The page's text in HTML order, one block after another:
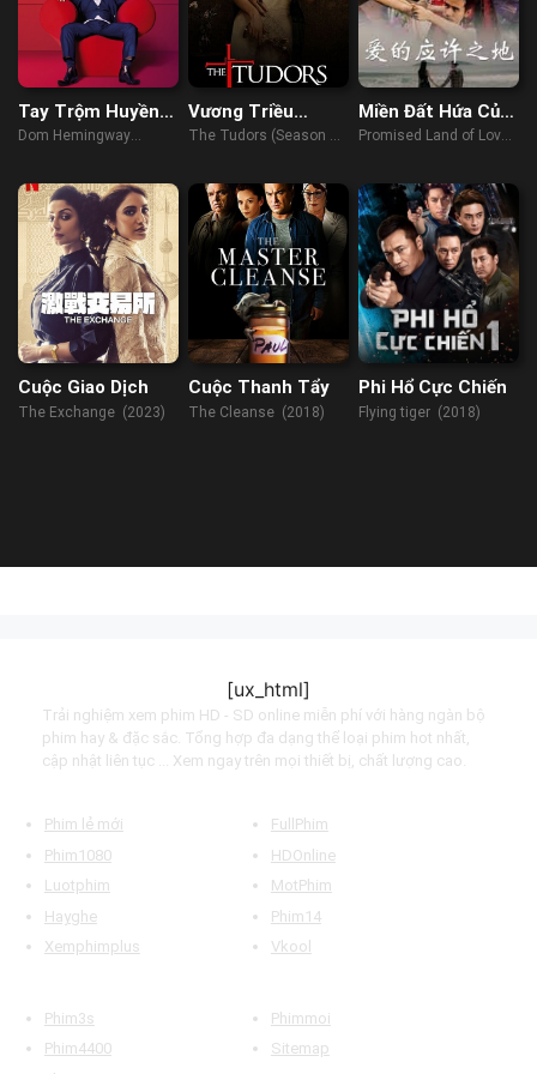
Tay Trộm Huyền
Thoại
Dom Hemingway
Vương Triều
Tudors (Phần 2)
The Tudors (Season 2)
Miền Đất Hứa Của
Tình Yêu
Promised Land of Love
Cuộc Giao Dịch
The Exchange (2023)
Cuộc Thanh Tẩy
The Cleanse (2018)
Phi Hổ Cực Chiến
Flying tiger (2018)